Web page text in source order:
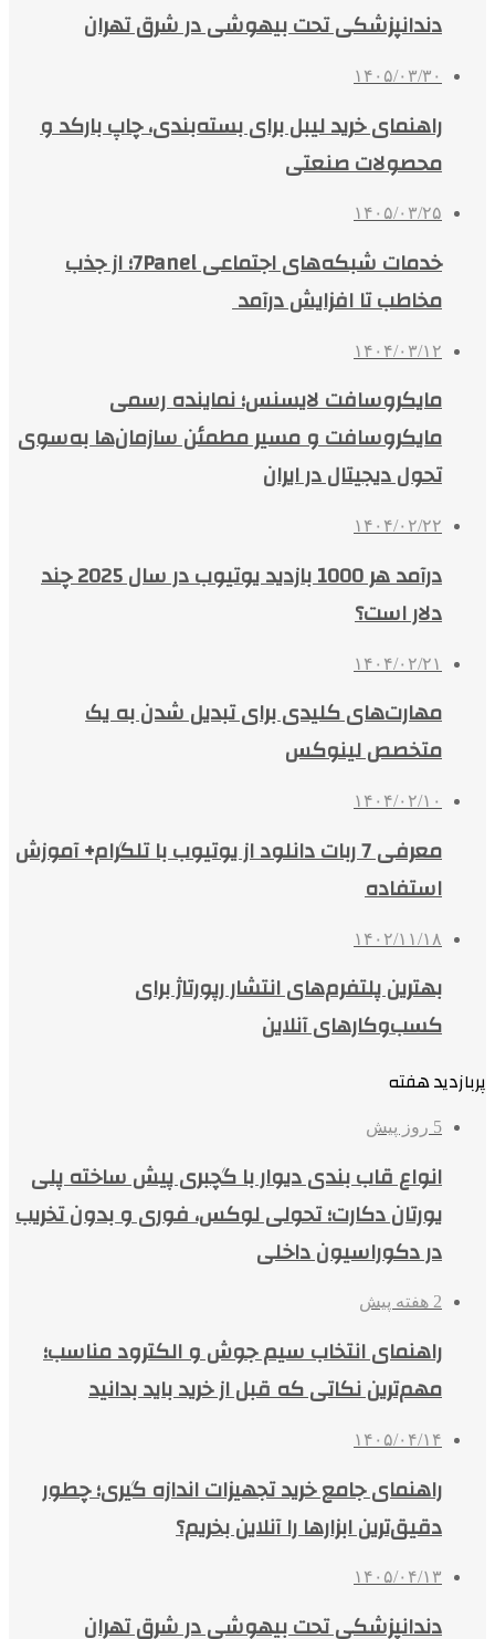
دندانپزشکی تحت بیهوشی در شرق تهران
۱۴۰۵/۰۳/۳۰
راهنمای خرید لیبل برای بسته‌بندی، چاپ بارکد و
محصولات صنعتی
۱۴۰۵/۰۳/۲۵
خدمات شبکه‌های اجتماعی 7Panel؛ از جذب
مخاطب تا افزایش درآمد
۱۴۰۴/۰۳/۱۲
مایکروسافت لایسنس؛ نماینده رسمی
مایکروسافت و مسیر مطمئن سازمان‌ها به‌سوی
تحول دیجیتال در ایران
۱۴۰۴/۰۲/۲۲
درآمد هر 1000 بازدید یوتیوب در سال 2025 چند
دلار است؟
۱۴۰۴/۰۲/۲۱
مهارت‌های کلیدی برای تبدیل شدن به یک
متخصص لینوکس
۱۴۰۴/۰۲/۱۰
معرفی 7 ربات دانلود از یوتیوب با تلگرام+ آموزش
استفاده
۱۴۰۲/۱۱/۱۸
بهترین پلتفرم‌های انتشار رپورتاژ برای
کسب‌وکارهای آنلاین
پربازدید هفته
5 روز پیش
انواع قاب بندی دیوار با گچبری پیش ساخته پلی
یورتان دکارت؛ تحولی لوکس، فوری و بدون تخریب
در دکوراسیون داخلی
2 هفته پیش
راهنمای انتخاب سیم جوش و الکترود مناسب؛
مهم‌ترین نکاتی که قبل از خرید باید بدانید
۱۴۰۵/۰۴/۱۴
راهنمای جامع خرید تجهیزات اندازه گیری؛ چطور
دقیق‌ترین ابزارها را آنلاین بخریم؟
۱۴۰۵/۰۴/۱۳
دندانپزشکی تحت بیهوشی در شرق تهران